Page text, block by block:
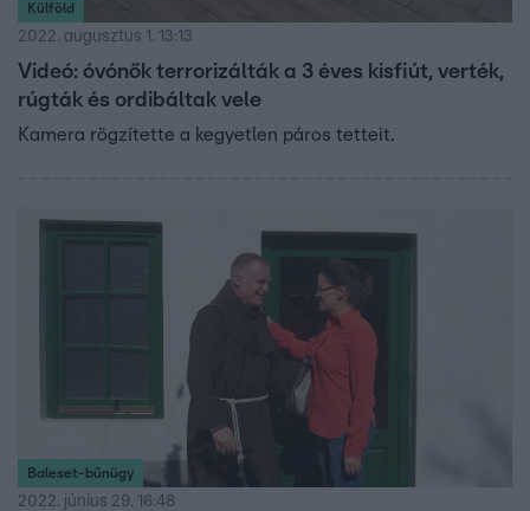
Külföld
2022. augusztus 1. 13:13
Videó: óvónők terrorizálták a 3 éves kisfiút, verték,
rúgták és ordibáltak vele
Kamera rögzítette a kegyetlen páros tetteit.
Baleset-bűnügy
2022. június 29. 16:48